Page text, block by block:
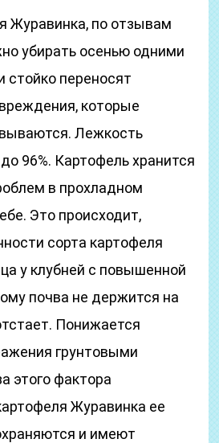
Журавинка, по отзывам
убирать осенью одними
стойко переносят
которые
Лежкость
96%. Картофель хранится
в прохладном
Это происходит,
сорта картофеля
у клубней с повышенной
почва не держится на
Понижается
грунтовыми
этого фактора
Журавинка ее
и имеют